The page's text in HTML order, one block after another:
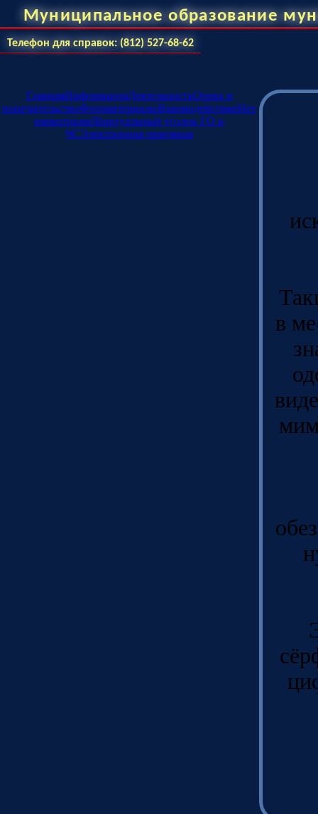
Муниципальное образование
Телефон для справок: (812) 527-68-62
ГлавнаяИнформацияДеятельностьОпека и
попечительствоФотоматериалыВзаимодействиеНет
наркотикам!Виртуальный уголок ГО и
ЧСЭлектронная приемная
в